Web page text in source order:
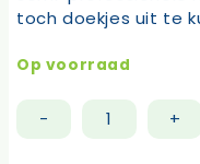
toch doekjes uit te
Op voorraad
- +